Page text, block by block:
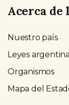
Acerca de
Nuestro país
Leyes
Organismos
Mapa del